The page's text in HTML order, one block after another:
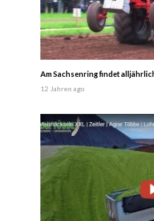
Am Sachsenring findet
12 Jahren ago